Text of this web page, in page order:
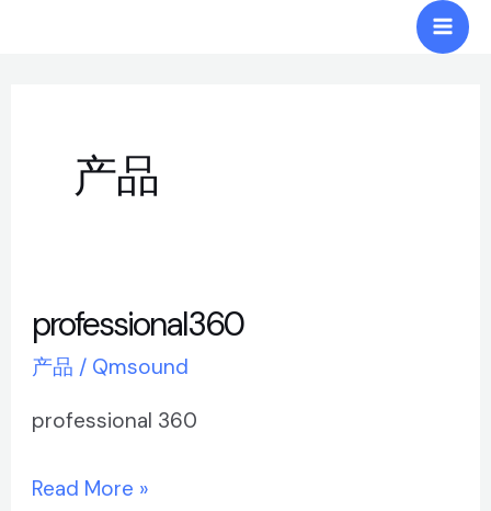
产品
professional360
产品 / Qmsound
professional 360
professional360
Read More »